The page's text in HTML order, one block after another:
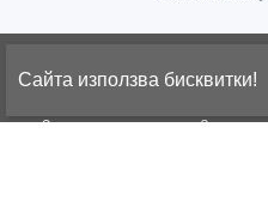
Запишете се за известия
Сайта използва бисквитки!